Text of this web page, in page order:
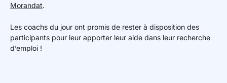
Morandat.
Les coachs du jour ont promis de rester à disposition des
participants pour leur apporter leur aide dans leur recherche
d’emploi !